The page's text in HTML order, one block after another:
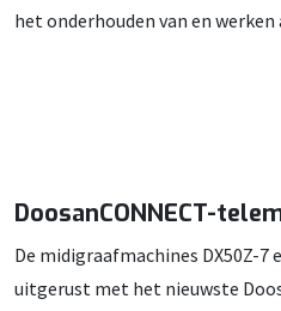
het onderhouden van en werken
DoosanCONNECT-
De midigraafmachines DX50Z-7
uitgerust met het nieuwste